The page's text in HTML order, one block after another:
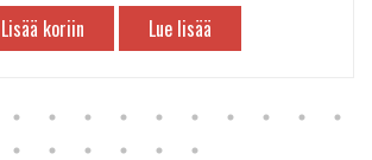
Lisää koriin Lue lisää